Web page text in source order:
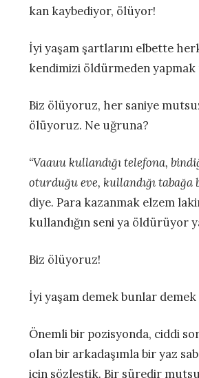
kan kaybediyor, ölüyor!
İyi yaşam şartlarını elbette
kendimizi öldürmeden yapmak
Biz ölüyoruz, her saniye
ölüyoruz. Ne uğruna?
“Vaauu kullandığı telefona,
oturduğu eve, kullandığı tabağa
diye. Para kazanmak elzem
kullandığın seni ya öldürüyor
Biz ölüyoruz!
İyi yaşam demek bunlar demek
Önemli bir pozisyonda, ciddi
olan bir arkadaşımla bir yaz
için sözleştik. Bir süredir